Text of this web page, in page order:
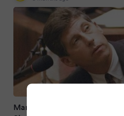
Mark Fuhrman: Ehemaliger